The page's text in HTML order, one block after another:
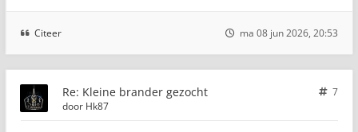
Citeer ma 08 jun 2026, 20:53
Re: Kleine brander gezocht
7
door Hk87